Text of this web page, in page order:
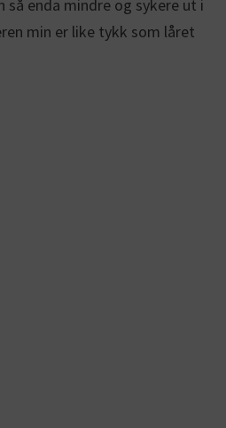
så enda mindre og sykere ut i
min er like tykk som låret